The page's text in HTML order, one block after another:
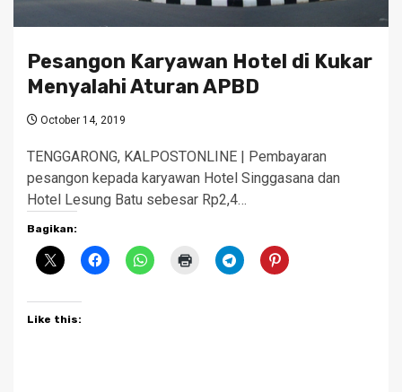
Pesangon Karyawan Hotel di Kukar
Menyalahi Aturan APBD
October 14, 2019
TENGGARONG, KALPOSTONLINE | Pembayaran
pesangon kepada karyawan Hotel Singgasana dan
Hotel Lesung Batu sebesar Rp2,4…
Bagikan:
Like this: